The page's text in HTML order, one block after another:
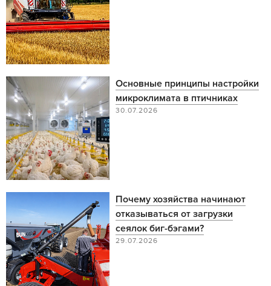
Основные принципы настройки
микроклимата в птичниках
30.07.2026
Почему хозяйства начинают
отказываться от загрузки
сеялок биг-бэгами?
29.07.2026